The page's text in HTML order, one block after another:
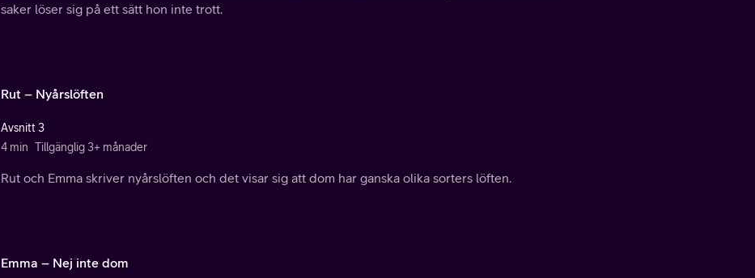
saker löser sig på ett sätt hon inte trott.
Rut – Nyårslöften
Avsnitt 3
4 min Tillgänglig 3+ månader
Rut och Emma skriver nyårslöften och det visar sig att dom har ganska olika sorters löften.
Emma – Nej inte dom